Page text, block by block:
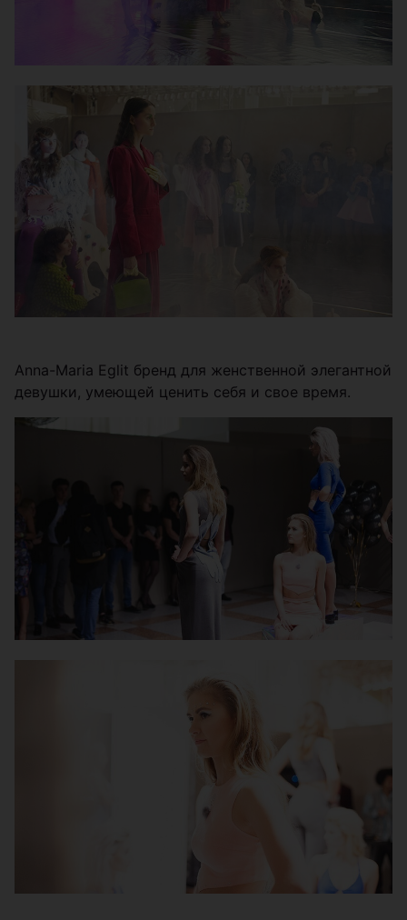
Anna-Maria Eglit бренд для женственной элегантной
девушки, умеющей ценить себя и свое время.